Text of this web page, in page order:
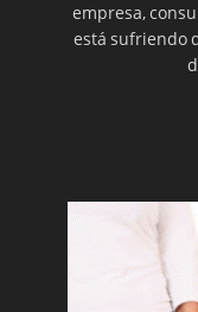
Montaje de
Detectives:
Investigar
¿Por qué
empresa,
está sufriendo